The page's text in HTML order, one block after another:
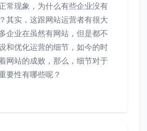
常现象，为什么有些企业没有
其实，这跟网站运营者有很大
企业在虽然有网站，但是都不
和优化运营的细节，如今的时
网站的成败，那么，细节对于
要性有哪些呢？